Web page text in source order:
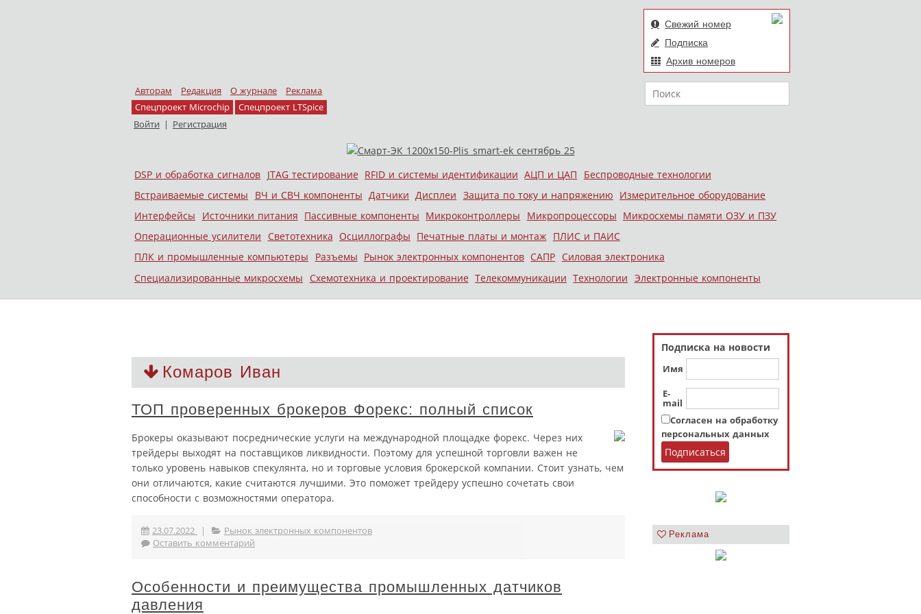
Авторам Редакция О журнале
Реклама
Спецпроект Microchip
Спецпроект LTSpice
Войти | Регистрация
Свежий номер
Подписка
Архив номеров
Поиск
Меню
Skip to content
DSP и обработка сигналов JTAG тестирование RFID и системы идентификации АЦП и ЦАП
Беспроводные технологии
Встраиваемые системы
ВЧ и СВЧ компоненты Датчики Дисплеи Защита по току и напряжению Измерительное оборудование
Интерфейсы
Источники питания Пассивные компоненты Микроконтроллеры Микропроцессоры Микросхемы памяти ОЗУ и ПЗУ
Операционные усилители
Светотехника Осциллографы Печатные платы и монтаж ПЛИС и ПАИС
ПЛК и промышленные компьютеры
Разъемы Рынок электронных компонентов САПР Силовая электроника
Специализированные микросхемы
Схемотехника и проектирование Телекоммуникации Технологии Электронные компоненты
Подписка на новости
Имя
E-
mail
Согласен на обработку
персональных данных
Реклама
Комаров Иван
ТОП проверенных брокеров Форекс: полный список
Брокеры оказывают посреднические услуги на международной площадке форекс. Через них
трейдеры выходят на поставщиков ликвидности. Поэтому для успешной торговли важен не
только уровень навыков спекулянта, но и торговые условия брокерской компании. Стоит узнать, чем
они отличаются, какие считаются лучшими. Это поможет трейдеру успешно сочетать свои
способности с возможностями оператора.
23.07.2022 |
Рынок электронных компонентов
Оставить комментарий
Особенности и преимущества промышленных датчиков
давления